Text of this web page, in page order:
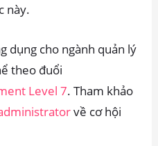
này.
dụng cho ngành quản lý
theo đuổi
Level 7. Tham khảo
về cơ hội